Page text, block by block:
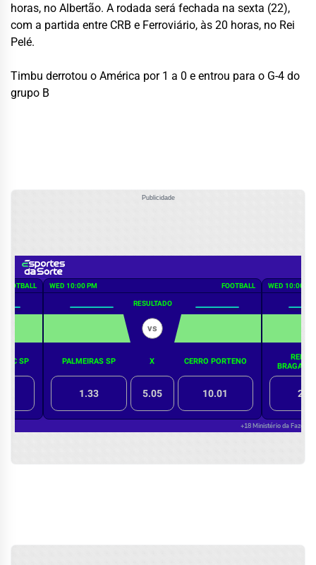
horas, no Albertão. A rodada será fechada na sexta (22),
com a partida entre CRB e Ferroviário, às 20 horas, no Rei
Pelé.
Timbu derrotou o América por 1 a 0 e entrou para o G-4 do
grupo B
Publicidade